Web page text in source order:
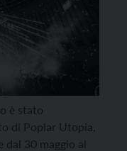
è stato
di Poplar Utopia,
dal 30 maggio al